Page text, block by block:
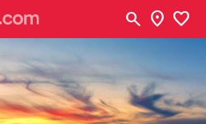
search location_on favorite